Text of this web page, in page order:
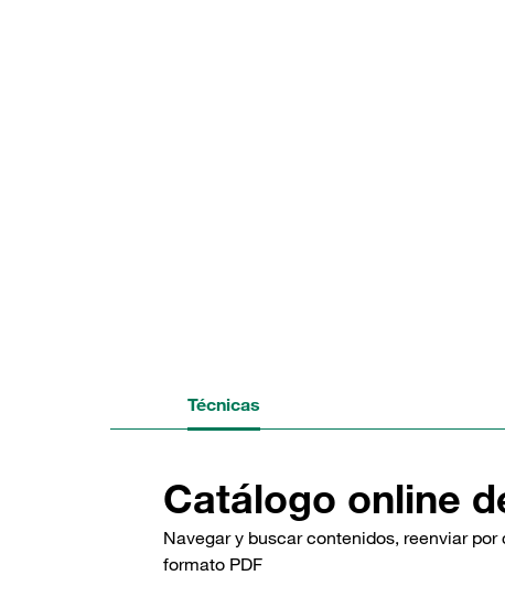
Técnicas
Catálogo online
Navegar y buscar contenidos, reenviar
formato PDF